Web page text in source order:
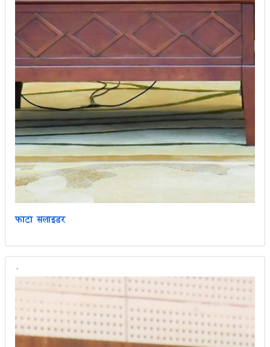
फोटो सलाइडर
`